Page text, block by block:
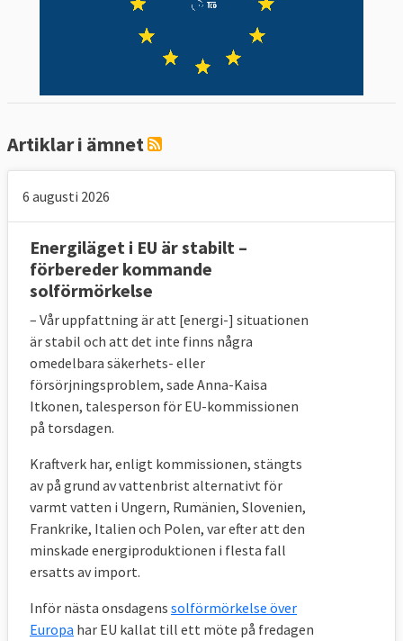
Artiklar i ämnet
6 augusti 2026
Energiläget i EU är stabilt –
förbereder kommande
solförmörkelse
– Vår uppfattning är att [energi-] situationen
är stabil och att det inte finns några
omedelbara säkerhets- eller
försörjningsproblem, sade Anna-Kaisa
Itkonen, talesperson för EU-kommissionen
på torsdagen.
Kraftverk har, enligt kommissionen, stängts
av på grund av vattenbrist alternativt för
varmt vatten i Ungern, Rumänien, Slovenien,
Frankrike, Italien och Polen, var efter att den
minskade energiproduktionen i flesta fall
ersatts av import.
Inför nästa onsdagens solförmörkelse över
Europa har EU kallat till ett möte på fredagen